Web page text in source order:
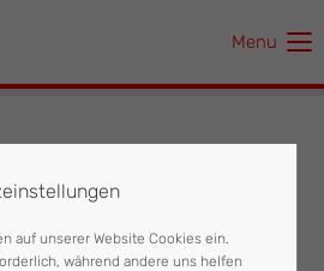
col1" existiert leider nicht.
col3" existiert leider nicht.
Menu
Person in
Mattighofen um 01:55 Uhr
auf unserer Website Cookies ein.
während andere uns helfen